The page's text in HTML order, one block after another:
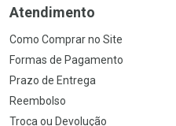
Atendimento
Como Comprar no Site
Formas de Pagamento
Prazo de Entrega
Reembolso
Troca ou Devolução